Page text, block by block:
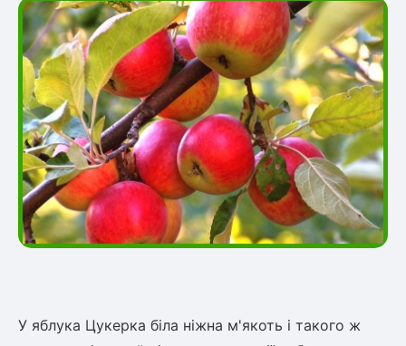
У яблука Цукерка біла ніжна м'якоть і такого ж